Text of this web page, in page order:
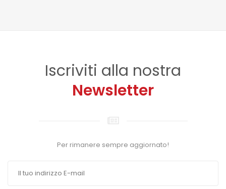
Iscriviti alla nostra
Newsletter
Per rimanere sempre aggiornato!